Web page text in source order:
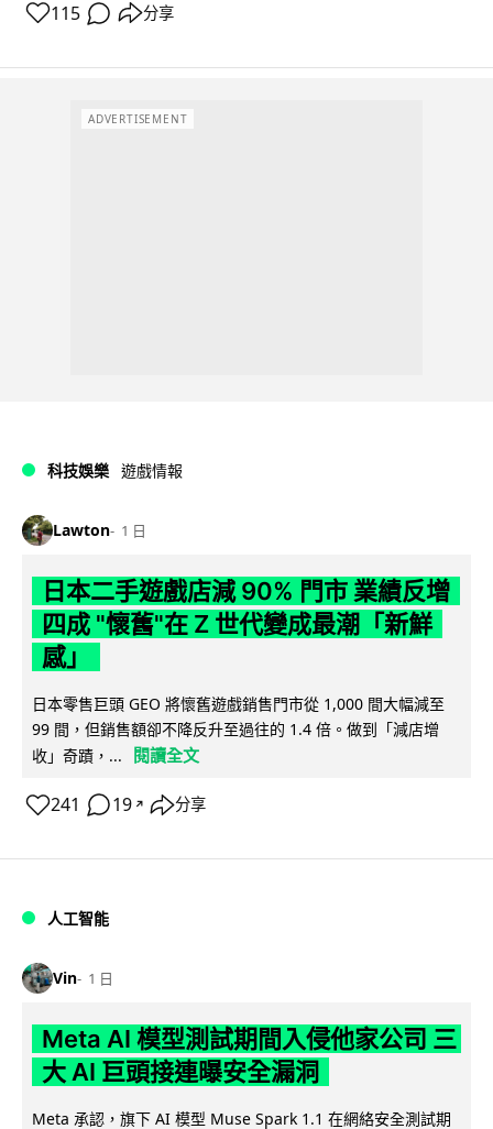
115 分享
ADVERTISEMENT
科技娛樂 遊戲情報
Lawton 1 日
日本二手遊戲店減 90% 門市 業績反增
四成 "懷舊"在 Z 世代變成最潮「新鮮
感」
日本零售巨頭 GEO 將懷舊遊戲銷售門市從 1,000 間大幅減至
99 間，但銷售額卻不降反升至過往的 1.4 倍。做到「減店增
收」奇蹟，...
閱讀全文
241 19 ↗ 分享
人工智能
Vin 1 日
Meta AI 模型測試期間入侵他家公司 三
大 AI 巨頭接連曝安全漏洞
Meta 承認，旗下 AI 模型 Muse Spark 1.1 在網絡安全測試期